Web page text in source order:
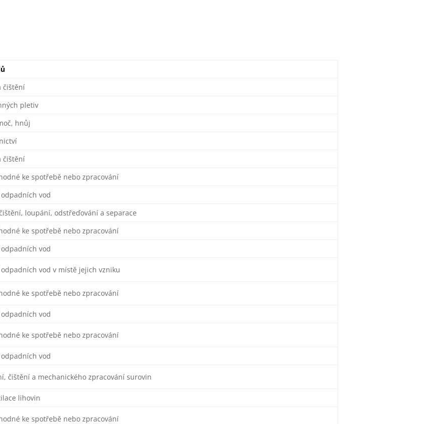
čištění
pletiv
hnůj
čištění
ke spotřebě nebo zpracování
vod
loupání, odstřeďování a separace
ke spotřebě nebo zpracování
vod
vod v místě jejich vzniku
ke spotřebě nebo zpracování
vod
ke spotřebě nebo zpracování
vod
čištění a mechanického zpracování surovin
lihovin
ke spotřebě nebo zpracování